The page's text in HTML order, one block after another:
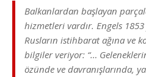
Balkanlardan başlayan
hizmetleri vardır. Engels 1853
Rusların istihbarat ağına ve
bilgiler veriyor: “…
özünde ve davranışlarında,